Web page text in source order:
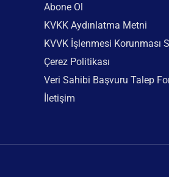
Abone Ol
KVKK Aydınlatma Metni
KVVK İşlenmesi Korunması
Çerez Politikası
Veri Sahibi Başvuru Talep
İletişim